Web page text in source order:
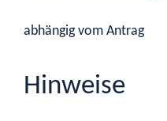
abhängig vom Antrag
Hinweise